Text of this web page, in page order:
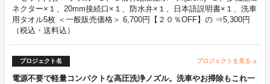
ネクター×１、20mm接続口×１、防水弁×１、日本語説明書×１、洗車
用タオル5枚 ＜一般販売価格＞ 6,700円【２０％OFF】の ⇒5,300円
（税込・送料込）
プロジェクト名 プロジェクトを見る arrow_forward
電源不要で軽量コンパクトな高圧洗浄ノズル。洗車やお掃除もこれ一